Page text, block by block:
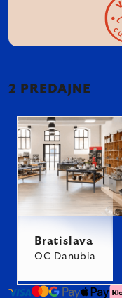
2 PREDAJNE
Bratislava
OC Danubia